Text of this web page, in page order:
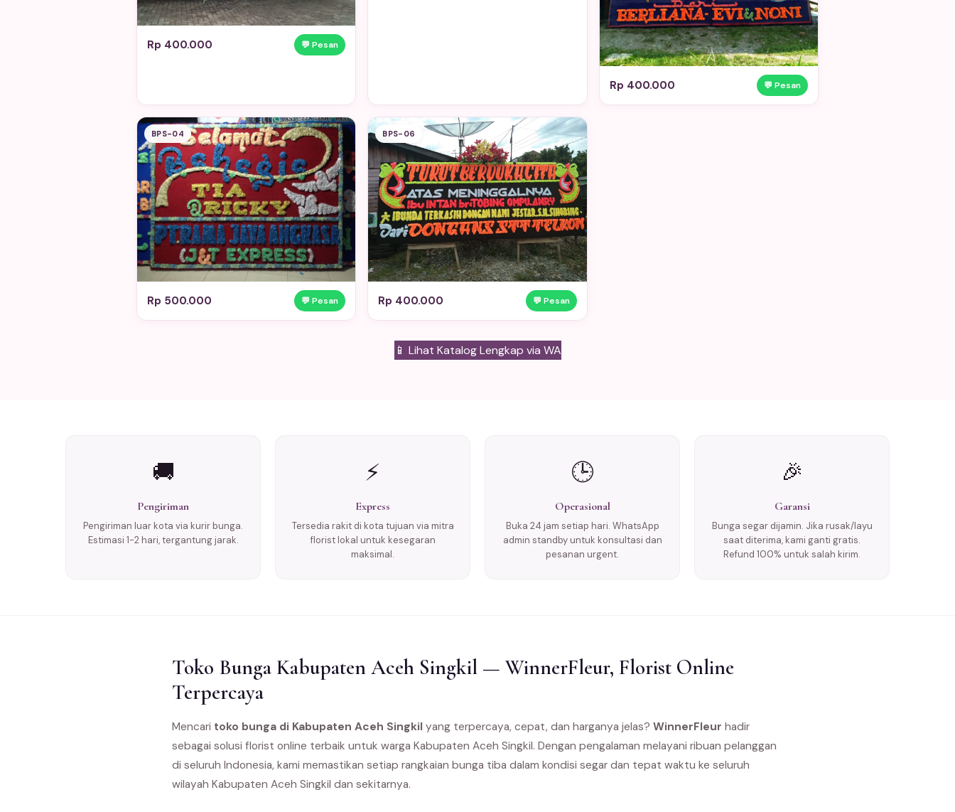
Rp 400.000 💬 Pesan
Rp 400.000 💬 Pesan
BPS-04
Rp 500.000 💬 Pesan
BPS-06
Rp 400.000 💬 Pesan
📱 Lihat Katalog Lengkap via WA
🚚
Pengiriman
Pengiriman luar kota via kurir bunga.
Estimasi 1-2 hari, tergantung jarak.
⚡
Express
Tersedia rakit di kota tujuan via mitra
florist lokal untuk kesegaran
maksimal.
🕒
Operasional
Buka 24 jam setiap hari. WhatsApp
admin standby untuk konsultasi dan
pesanan urgent.
🎉
Garansi
Bunga segar dijamin. Jika rusak/layu
saat diterima, kami ganti gratis.
Refund 100% untuk salah kirim.
Toko Bunga Kabupaten Aceh Singkil — WinnerFleur, Florist Online
Terpercaya
Mencari toko bunga di Kabupaten Aceh Singkil yang terpercaya, cepat, dan harganya jelas? WinnerFleur hadir
sebagai solusi florist online terbaik untuk warga Kabupaten Aceh Singkil. Dengan pengalaman melayani ribuan pelanggan
di seluruh Indonesia, kami memastikan setiap rangkaian bunga tiba dalam kondisi segar dan tepat waktu ke seluruh
wilayah Kabupaten Aceh Singkil dan sekitarnya.